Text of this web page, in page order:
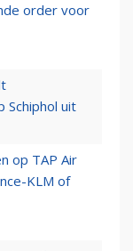
order voor
Schiphol uit
op TAP Air
KLM of